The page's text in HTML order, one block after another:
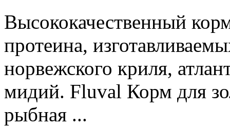
Высококачественный
протеина,
норвежского криля,
мидий. Fluval Корм для
рыбная ...